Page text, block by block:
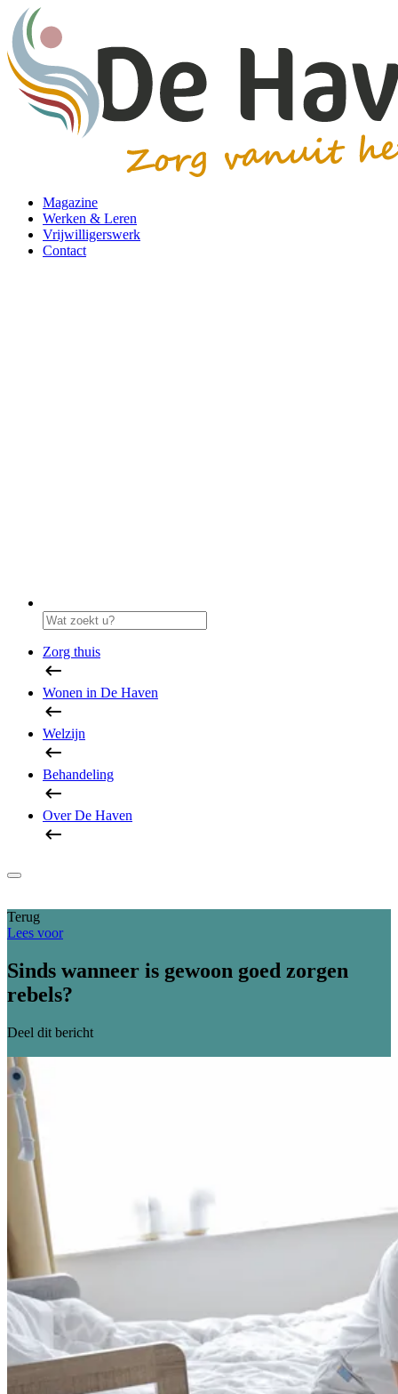
Magazine
Werken & Leren
Vrijwilligerswerk
Contact
Zorg thuis
Wonen in De Haven
Welzijn
Behandeling
Over De Haven
Terug
Lees voor
Sinds wanneer is gewoon goed zorgen
rebels?
Deel dit bericht